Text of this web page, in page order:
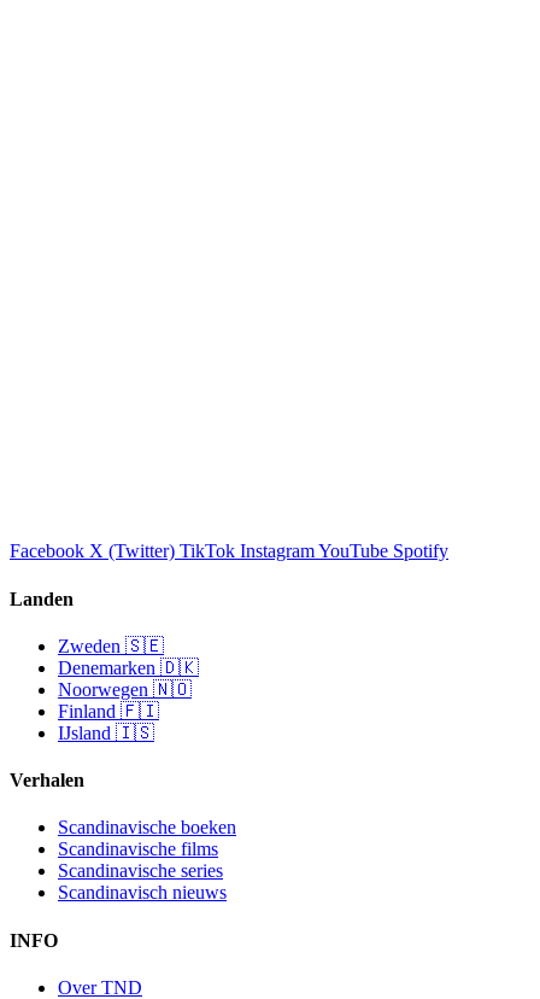
Facebook X (Twitter) TikTok InstagramYouTube Spotify
Landen
Zweden 🇸🇪
Denemarken 🇩🇰
Noorwegen 🇳🇴
Finland 🇫🇮
IJsland 🇮🇸
Verhalen
Scandinavische boeken
Scandinavische films
Scandinavische series
Scandinavisch nieuws
INFO
Over TND